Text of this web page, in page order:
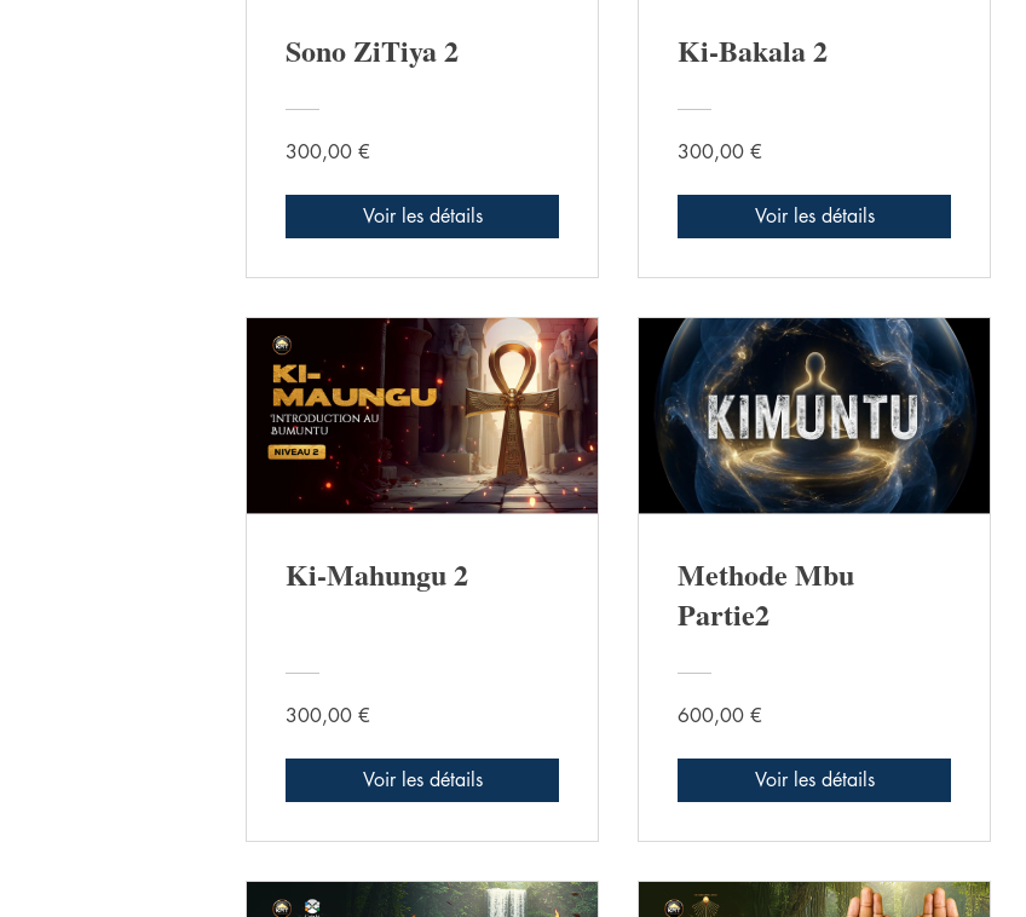
Sono ZiTiya 2
300,00 €
Voir les détails
Ki-Bakala 2
300,00 €
Voir les détails
Ki-Mahungu 2
300,00 €
Voir les détails
Methode Mbu
Partie2
600,00 €
Voir les détails